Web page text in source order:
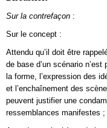
Sur la contrefaçon :
Sur le concept :
Attendu qu’il doit être
de base d’un scénario
la forme, l’expression des
et l’enchaînement des
peuvent justifier une
ressemblances manifestes ;